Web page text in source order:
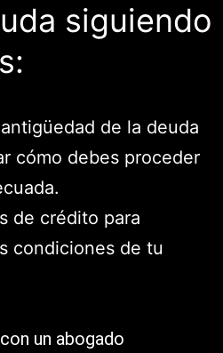
siguiendo
de la deuda
cómo debes proceder
de crédito para
condiciones de tu
un abogado